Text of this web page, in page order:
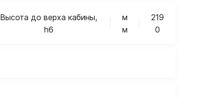
Высота до верха кабины,
h6
м
м
219
0